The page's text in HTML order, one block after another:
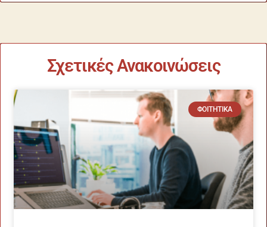
Σχετικές Ανακοινώσεις
ΦΟΙΤΗΤΙΚΆ